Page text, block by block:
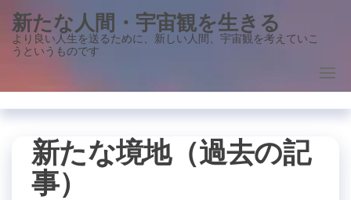
ン
に
新たな人間・宇宙観を生きる
より良い人生を送るために、新しい人間、宇宙観を考えていこ
うというものです
新たな境地（過去の記
事）